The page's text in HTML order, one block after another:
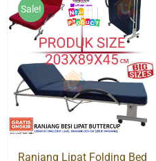
Sale!
Ranjang Lipat Folding Bed